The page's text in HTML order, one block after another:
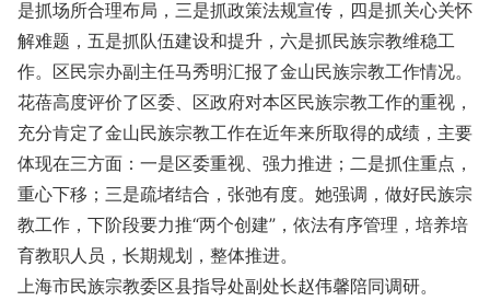
是抓场所合理布局，三是抓政策法规宣传，四是抓关心关怀
解难题，五是抓队伍建设和提升，六是抓民族宗教维稳工
作。区民宗办副主任马秀明汇报了金山民族宗教工作情况。
花蓓高度评价了区委、区政府对本区民族宗教工作的重视，
充分肯定了金山民族宗教工作在近年来所取得的成绩，主要
体现在三方面：一是区委重视、强力推进；二是抓住重点，
重心下移；三是疏堵结合，张弛有度。她强调，做好民族宗
教工作，下阶段要力推“两个创建”，依法有序管理，培养培
育教职人员，长期规划，整体推进。
上海市民族宗教委区县指导处副处长赵伟馨陪同调研。